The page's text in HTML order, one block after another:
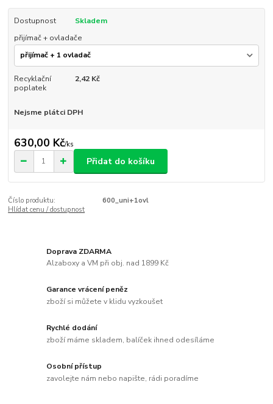
Dostupnost
Skladem
přijímač + ovladače
Recyklační
poplatek
2,42 Kč
Nejsme plátci DPH
630,00 Kč/ks
Přidat do košíku
Číslo produktu:
600_uni+1ovl
Hlídat cenu / dostupnost
Doprava ZDARMA
Alzaboxy a VM při obj. nad 1899 Kč
Garance vrácení peněz
zboží si můžete v klidu vyzkoušet
Rychlé dodání
zboží máme skladem, balíček ihned odesíláme
Osobní přístup
zavolejte nám nebo napište, rádi poradíme